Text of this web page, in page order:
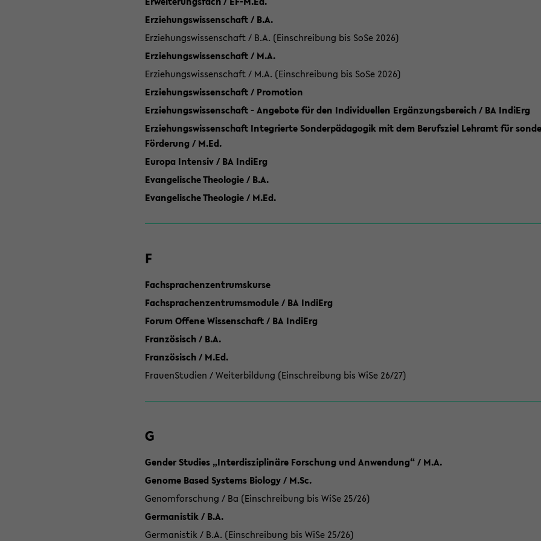
Erziehungswissenschaft / B.A.
Erziehungswissenschaft / B.A. (Einschreibung bis SoSe 2026)
Erziehungswissenschaft / M.A.
Erziehungswissenschaft / M.A. (Einschreibung bis SoSe 2026)
Erziehungswissenschaft / Promotion
Erziehungswissenschaft - Angebote für den Individuellen Ergänzungsbereich / BA IndiErg
Erziehungswissenschaft Integrierte Sonderpädagogik mit dem Berufsziel Lehramt für
Förderung / M.Ed.
Europa Intensiv / BA IndiErg
Evangelische Theologie / B.A.
Evangelische Theologie / M.Ed.
F
Fachsprachenzentrumskurse
Fachsprachenzentrumsmodule / BA IndiErg
Forum Offene Wissenschaft / BA IndiErg
Französisch / B.A.
Französisch / M.Ed.
FrauenStudien / Weiterbildung (Einschreibung bis WiSe 26/27)
G
Gender Studies „Interdisziplinäre Forschung und Anwendung“ / M.A.
Genome Based Systems Biology / M.Sc.
Genomforschung / Ba (Einschreibung bis WiSe 25/26)
Germanistik / B.A.
Germanistik / B.A. (Einschreibung bis WiSe 25/26)